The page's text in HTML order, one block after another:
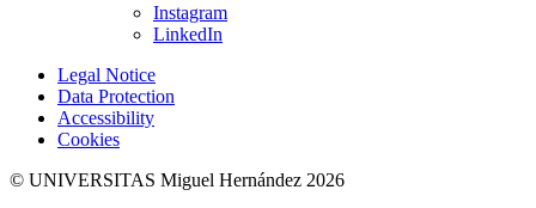
Instagram
LinkedIn
Legal Notice
Data Protection
Accessibility
Cookies
© UNIVERSITAS Miguel Hernández 2026